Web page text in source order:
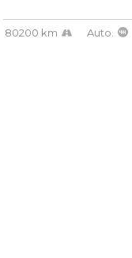
80200 km Auto.